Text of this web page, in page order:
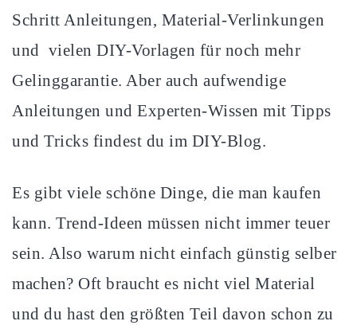
Schritt Anleitungen, Material-Verlinkungen
und vielen DIY-Vorlagen für noch mehr
Gelinggarantie. Aber auch aufwendige
Anleitungen und Experten-Wissen mit Tipps
und Tricks findest du im DIY-Blog.
Es gibt viele schöne Dinge, die man kaufen
kann. Trend-Ideen müssen nicht immer teuer
sein. Also warum nicht einfach günstig selber
machen? Oft braucht es nicht viel Material
und du hast den größten Teil davon schon zu